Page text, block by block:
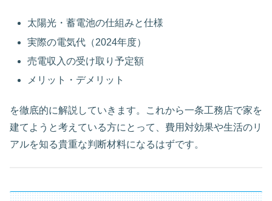
太陽光・蓄電池の仕組みと仕様
実際の電気代（2024年度）
売電収入の受け取り予定額
メリット・デメリット
を徹底的に解説していきます。これから一条工務店で家を
建てようと考えている方にとって、費用対効果や生活のリ
アルを知る貴重な判断材料になるはずです。